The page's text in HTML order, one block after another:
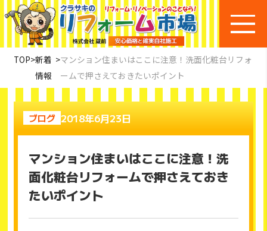
TOP>新着
情報
>マンション住まいはここに注意！洗面化粧台リフォ
ームで押さえておきたいポイント
ブログ 2018年6月23日
マンション住まいはここに注意！洗
面化粧台リフォームで押さえておき
たいポイント